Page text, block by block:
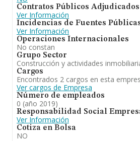
Contratos Públicos Adjudicados
Ver Información
Incidencias de Fuentes
Ver Información
Operaciones Internacionales
No constan
Grupo Sector
Construcción y actividades
Cargos
Encontrados 2 cargos en esta
Ver cargos de Empresa
Número de empleados
0 (año 2019)
Responsabilidad Social
Ver Información
Cotiza en Bolsa
NO